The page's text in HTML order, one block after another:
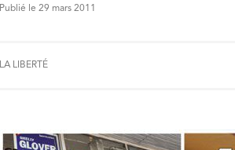
Publié le 29 mars 2011
LA LIBERTÉ